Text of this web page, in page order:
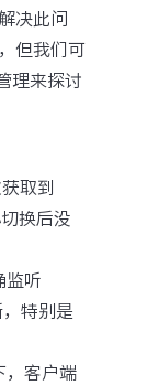
决此问
但我们可
理来探讨
取到
换后没
监听
特别是
，客户端